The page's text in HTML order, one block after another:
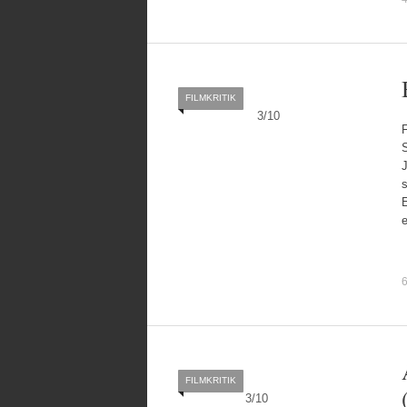
3/10
FILMKRITIK
3/10
FILMKRITIK